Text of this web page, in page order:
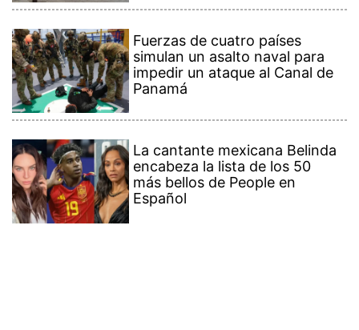
Fuerzas de cuatro países
simulan un asalto naval para
impedir un ataque al Canal de
Panamá
La cantante mexicana Belinda
encabeza la lista de los 50
más bellos de People en
Español